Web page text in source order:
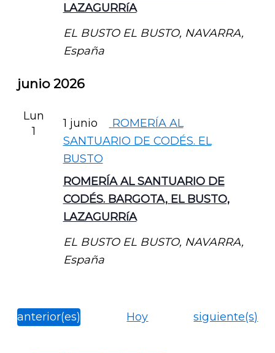
LAZAGURRíA
EL BUSTO EL BUSTO, NAVARRA,
España
junio 2026
Lun
1
ROMERÍA AL SANTUARIO DE
CODÉS. BARGOTA, EL BUSTO,
LAZAGURRíA
1 junio
ROMERÍA AL
SANTUARIO DE CODÉS. EL
BUSTO
EL BUSTO EL BUSTO, NAVARRA,
España
Eventos
anterior(es) Hoy Eventos
siguiente(s)